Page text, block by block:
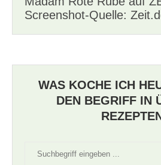
Screenshot-Quelle:
WAS KOCHE ICH
DEN BEGRIFF IN